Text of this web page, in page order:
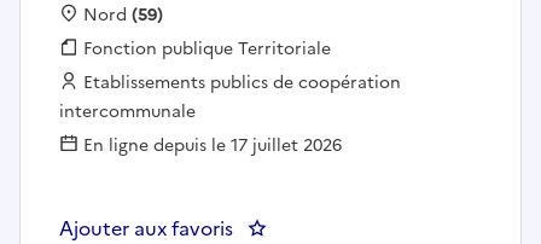
Localisation :
Nord (59)
Fonction publique :
Fonction publique Territoriale
Employeur :
Etablissements publics de coopération
intercommunale
En ligne depuis le 17 juillet 2026
Ajouter aux favoris : Chargé.e d'animation et de